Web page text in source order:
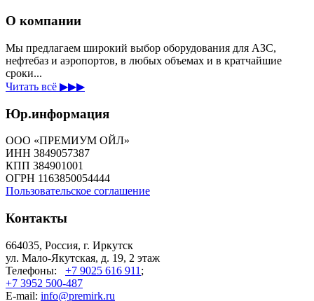
О компании
Мы предлагаем широкий выбор оборудования для АЗС,
нефтебаз и аэропортов, в любых объемах и в кратчайшие
сроки...
Читать всё ▶▶▶
Юр.информация
ООО «ПРЕМИУМ ОЙЛ»
ИНН 3849057387
КПП 384901001
ОГРН 1163850054444
Пользовательское соглашение
Контакты
664035, Россия, г. Иркутск
ул. Мало-Якутская, д. 19, 2 этаж
Телефоны: +7 9025 616 911 ;
+7 3952 500-487
E-mail: info@premirk.ru